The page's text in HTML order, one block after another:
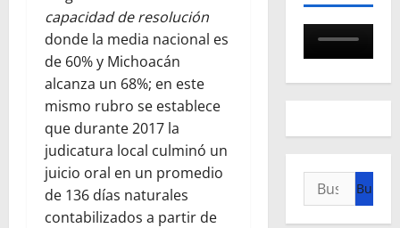
capacidad de resolución
donde la media nacional es
de 60% y Michoacán
alcanza un 68%; en este
mismo rubro se establece
que durante 2017 la
judicatura local culminó un
juicio oral en un promedio
de 136 días naturales
contabilizados a partir de
Buscar: